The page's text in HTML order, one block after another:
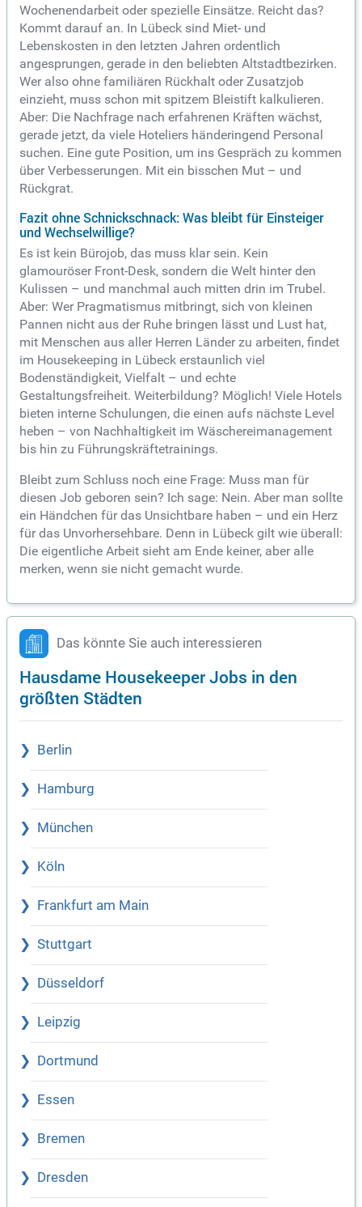
Wochenendarbeit oder spezielle Einsätze. Reicht das?
Kommt darauf an. In Lübeck sind Miet- und
Lebenskosten in den letzten Jahren ordentlich
angesprungen, gerade in den beliebten Altstadtbezirken.
Wer also ohne familiären Rückhalt oder Zusatzjob
einzieht, muss schon mit spitzem Bleistift kalkulieren.
Aber: Die Nachfrage nach erfahrenen Kräften wächst,
gerade jetzt, da viele Hoteliers händeringend Personal
suchen. Eine gute Position, um ins Gespräch zu kommen
über Verbesserungen. Mit ein bisschen Mut – und
Rückgrat.
Fazit ohne Schnickschnack: Was bleibt für Einsteiger
und Wechselwillige?
Es ist kein Bürojob, das muss klar sein. Kein
glamouröser Front-Desk, sondern die Welt hinter den
Kulissen – und manchmal auch mitten drin im Trubel.
Aber: Wer Pragmatismus mitbringt, sich von kleinen
Pannen nicht aus der Ruhe bringen lässt und Lust hat,
mit Menschen aus aller Herren Länder zu arbeiten, findet
im Housekeeping in Lübeck erstaunlich viel
Bodenständigkeit, Vielfalt – und echte
Gestaltungsfreiheit. Weiterbildung? Möglich! Viele Hotels
bieten interne Schulungen, die einen aufs nächste Level
heben – von Nachhaltigkeit im Wäschereimanagement
bis hin zu Führungskräftetrainings.
Bleibt zum Schluss noch eine Frage: Muss man für
diesen Job geboren sein? Ich sage: Nein. Aber man sollte
ein Händchen für das Unsichtbare haben – und ein Herz
für das Unvorhersehbare. Denn in Lübeck gilt wie überall:
Die eigentliche Arbeit sieht am Ende keiner, aber alle
merken, wenn sie nicht gemacht wurde.
Das könnte Sie auch interessieren
Hausdame Housekeeper Jobs in den
größten Städten
Berlin
Hamburg
München
Köln
Frankfurt am Main
Stuttgart
Düsseldorf
Leipzig
Dortmund
Essen
Bremen
Dresden